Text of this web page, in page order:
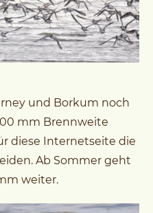
und Borkum noch
mm Brennweite
diese Internetseite die
Ab Sommer geht
weiter.